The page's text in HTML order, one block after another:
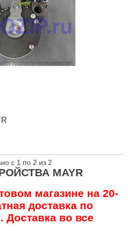
с 1 по 2 из 2
MAYR
магазине на 20-
доставка по
Доставка во все